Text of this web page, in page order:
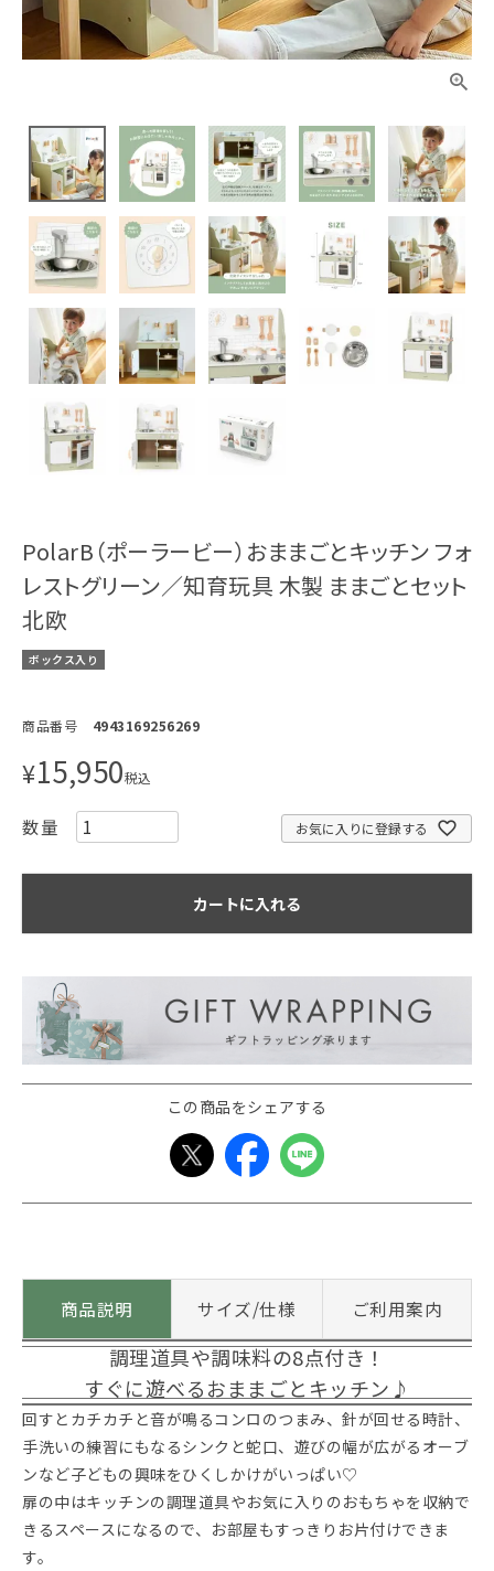
PolarB（ポーラービー）おままごとキッチン フォ
レストグリーン／知育玩具 木製 ままごとセット
北欧
ボックス入り
商品番号 4943169256269
¥15,950税込
お気に入りに登録する
カートに入れる
この商品をシェアする
商品説明 サイズ/仕様 ご利用案内
調理道具や調味料の8点付き！
すぐに遊べるおままごとキッチン♪
回すとカチカチと音が鳴るコンロのつまみ、針が回せる時計、
手洗いの練習にもなるシンクと蛇口、遊びの幅が広がるオーブ
ンなど子どもの興味をひくしかけがいっぱい♡
扉の中はキッチンの調理道具やお気に入りのおもちゃを収納で
きるスペースになるので、お部屋もすっきりお片付けできま
す。